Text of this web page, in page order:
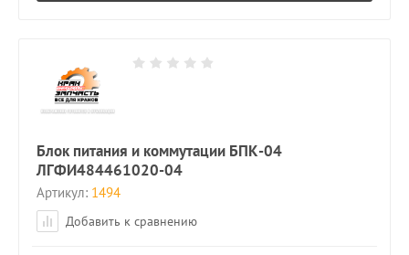
Блок питания и коммутации БПК-04
ЛГФИ484461020-04
Артикул: 1494
Добавить к сравнению